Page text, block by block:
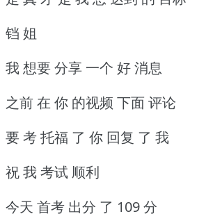
铛 姐
我 想要 分享 一个 好 消息
之前 在 你 的视频 下面 评论
要 考 托福 了 你 回复 了 我
祝 我 考试 顺利
今天 首考 出分 了 109 分